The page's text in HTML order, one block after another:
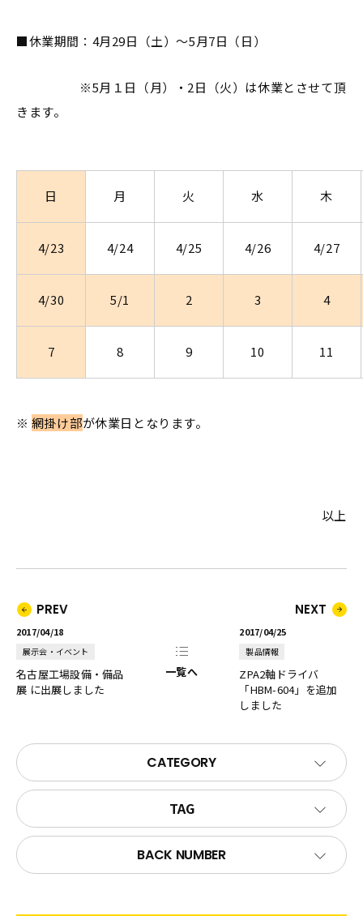
■休業期間：4月29日（土）～5月7日（日）
※5月１日（月）・2日（火）は休業とさせて頂
きます。
日 月 火 水 木
4/23 4/24 4/25 4/26 4/27
4/30 5/1 2 3 4
7 8 9 10 11
※網掛け部が休業日となります。
以上
PREV
2017/04/18
展示会・イベント
名古屋工場設備・備品
展 に出展しました
NEXT
2017/04/25
製品情報
ZPA2軸ドライバ
「HBM-604」を追加
しました
一覧へ
CATEGORY
TAG
BACK NUMBER